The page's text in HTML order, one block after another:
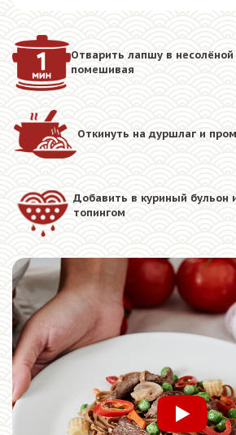
Отварить лапшу в несолёной
помешивая
Откинуть на дуршлаг и
Добавить в куриный бульон
топингом